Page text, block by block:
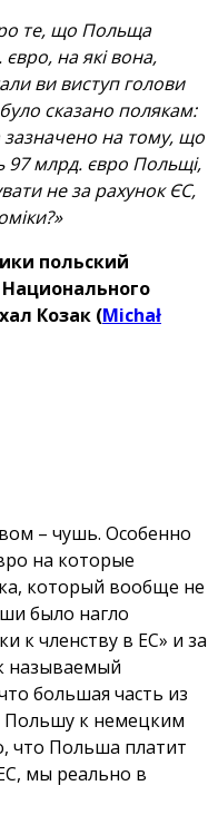
те, що Польща
на які вона,
ви виступ голови
було сказано полякам:
зазначено на тому, що
97 млрд. євро Польщі,
не за рахунок ЄС,
польский
Козак (Michał
– чушь. Особенно
на которые
который вообще не
было нагло
к членству в ЕС» и за
называемый
большая часть из
Польшу к немецким
что Польша платит
мы реально в